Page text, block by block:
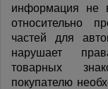
информация не
относительно
частей для
нарушает
товарных
покупателю